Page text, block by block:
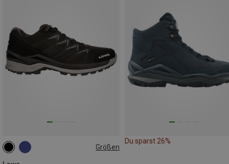
Größen
Du sparst 26%